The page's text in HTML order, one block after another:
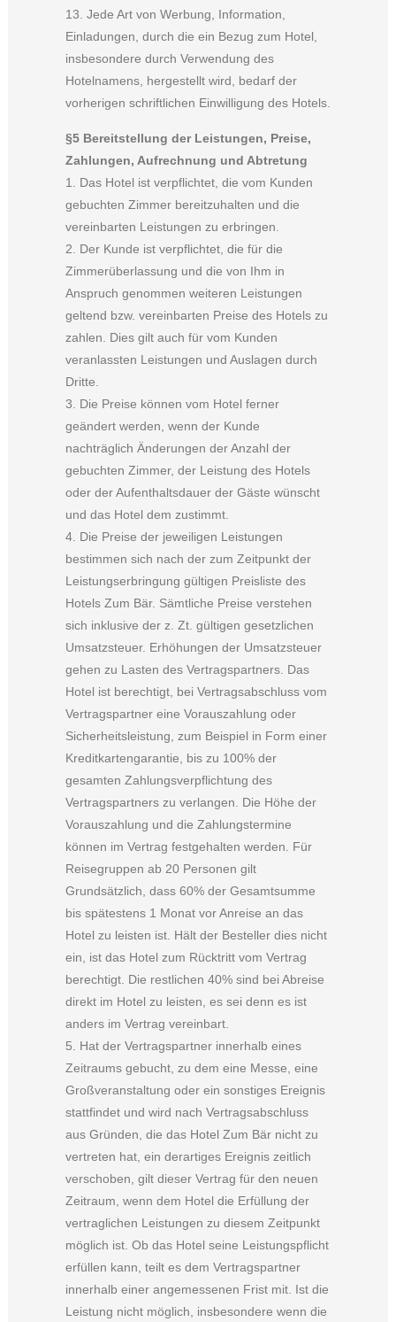
13. Jede Art von Werbung, Information,
Einladungen, durch die ein Bezug zum Hotel,
insbesondere durch Verwendung des
Hotelnamens, hergestellt wird, bedarf der
vorherigen schriftlichen Einwilligung des Hotels.
§5 Bereitstellung der Leistungen, Preise,
Zahlungen, Aufrechnung und Abtretung
1. Das Hotel ist verpflichtet, die vom Kunden
gebuchten Zimmer bereitzuhalten und die
vereinbarten Leistungen zu erbringen.
2. Der Kunde ist verpflichtet, die für die
Zimmerüberlassung und die von Ihm in
Anspruch genommen weiteren Leistungen
geltend bzw. vereinbarten Preise des Hotels zu
zahlen. Dies gilt auch für vom Kunden
veranlassten Leistungen und Auslagen durch
Dritte.
3. Die Preise können vom Hotel ferner
geändert werden, wenn der Kunde
nachträglich Änderungen der Anzahl der
gebuchten Zimmer, der Leistung des Hotels
oder der Aufenthaltsdauer der Gäste wünscht
und das Hotel dem zustimmt.
4. Die Preise der jeweiligen Leistungen
bestimmen sich nach der zum Zeitpunkt der
Leistungserbringung gültigen Preisliste des
Hotels Zum Bär. Sämtliche Preise verstehen
sich inklusive der z. Zt. gültigen gesetzlichen
Umsatzsteuer. Erhöhungen der Umsatzsteuer
gehen zu Lasten des Vertragspartners. Das
Hotel ist berechtigt, bei Vertragsabschluss vom
Vertragspartner eine Vorauszahlung oder
Sicherheitsleistung, zum Beispiel in Form einer
Kreditkartengarantie, bis zu 100% der
gesamten Zahlungsverpflichtung des
Vertragspartners zu verlangen. Die Höhe der
Vorauszahlung und die Zahlungstermine
können im Vertrag festgehalten werden. Für
Reisegruppen ab 20 Personen gilt
Grundsätzlich, dass 60% der Gesamtsumme
bis spätestens 1 Monat vor Anreise an das
Hotel zu leisten ist. Hält der Besteller dies nicht
ein, ist das Hotel zum Rücktritt vom Vertrag
berechtigt. Die restlichen 40% sind bei Abreise
direkt im Hotel zu leisten, es sei denn es ist
anders im Vertrag vereinbart.
5. Hat der Vertragspartner innerhalb eines
Zeitraums gebucht, zu dem eine Messe, eine
Großveranstaltung oder ein sonstiges Ereignis
stattfindet und wird nach Vertragsabschluss
aus Gründen, die das Hotel Zum Bär nicht zu
vertreten hat, ein derartiges Ereignis zeitlich
verschoben, gilt dieser Vertrag für den neuen
Zeitraum, wenn dem Hotel die Erfüllung der
vertraglichen Leistungen zu diesem Zeitpunkt
möglich ist. Ob das Hotel seine Leistungspflicht
erfüllen kann, teilt es dem Vertragspartner
innerhalb einer angemessenen Frist mit. Ist die
Leistung nicht möglich, insbesondere wenn die